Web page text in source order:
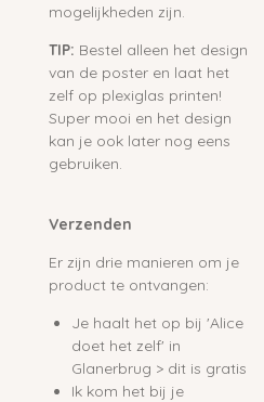
mogelijkheden zijn.
TIP: Bestel alleen het design
van de poster en laat het
zelf op plexiglas printen!
Super mooi en het design
kan je ook later nog eens
gebruiken.
Verzenden
Er zijn drie manieren om je
product te ontvangen:
Je haalt het op bij 'Alice
doet het zelf' in
Glanerbrug > dit is gratis
Ik kom het bij je